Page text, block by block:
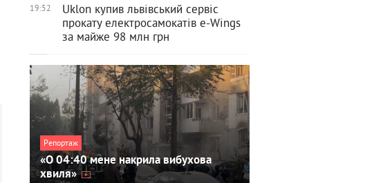
19:52
Uklon купив львівський сервіс
прокату електросамокатів e-Wings
за майже 98 млн грн
Репортаж
«О 04:40 мене накрила вибухова
хвиля»